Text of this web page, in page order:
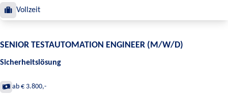
Vollzeit
SENIOR TESTAUTOMATION ENGINEER (M/W/D)
Sicherheitslösung
ab € 3.800,-